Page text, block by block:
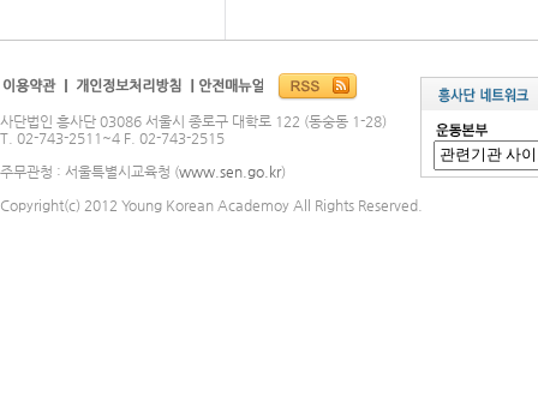
사단법인 흥사단 03086 서울시 종로구 대학로 122 (동숭동 1-28)
T. 02-743-2511~4 F. 02-743-2515
주무관청 : 서울특별시교육청 (www.sen.go.kr)
Copyright(c) 2012 Young Korean Academoy All Rights Reserved.